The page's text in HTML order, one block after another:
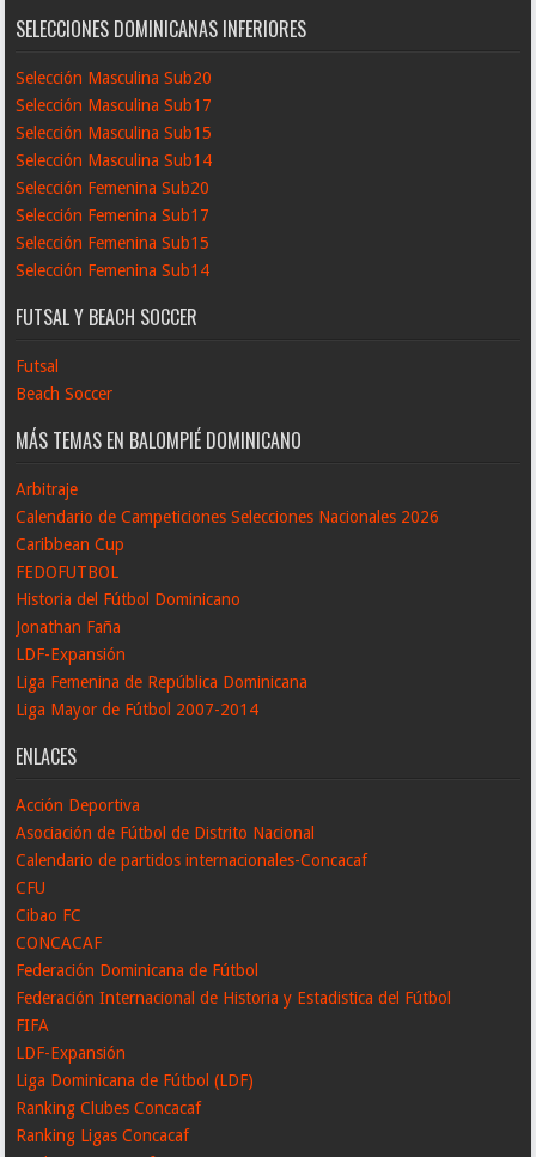
SELECCIONES DOMINICANAS INFERIORES
Selección Masculina Sub20
Selección Masculina Sub17
Selección Masculina Sub15
Selección Masculina Sub14
Selección Femenina Sub20
Selección Femenina Sub17
Selección Femenina Sub15
Selección Femenina Sub14
FUTSAL Y BEACH SOCCER
Futsal
Beach Soccer
MÁS TEMAS EN BALOMPIÉ DOMINICANO
Arbitraje
Calendario de Campeticiones Selecciones Nacionales 2026
Caribbean Cup
FEDOFUTBOL
Historia del Fútbol Dominicano
Jonathan Faña
LDF-Expansión
Liga Femenina de República Dominicana
Liga Mayor de Fútbol 2007-2014
ENLACES
Acción Deportiva
Asociación de Fútbol de Distrito Nacional
Calendario de partidos internacionales-Concacaf
CFU
Cibao FC
CONCACAF
Federación Dominicana de Fútbol
Federación Internacional de Historia y Estadistica del Fútbol
FIFA
LDF-Expansión
Liga Dominicana de Fútbol (LDF)
Ranking Clubes Concacaf
Ranking Ligas Concacaf